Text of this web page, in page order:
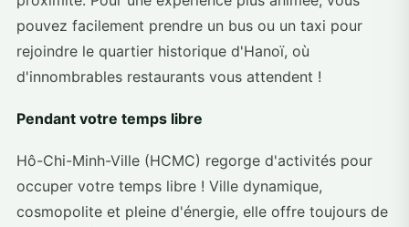
pouvez facilement prendre un bus ou un taxi pour
rejoindre le quartier historique d'Hanoï, où
d'innombrables restaurants vous attendent !
Pendant votre temps libre
Hô-Chi-Minh-Ville (HCMC) regorge d'activités pour
occuper votre temps libre ! Ville dynamique,
cosmopolite et pleine d'énergie, elle offre toujours de